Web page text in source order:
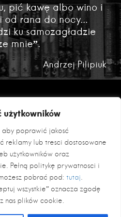
użytkowników
poprawić jakość
reklamy lub treści dostosowane
użytkowników oraz
Pełną politykę prywatności i
pobrać pod: tutaj.
wszystkie” oznacza zgodę
nas plików cookie.
pić kawę albo wino i
od rana do nocy...
ku samozagładzie
mnie”.
Andrzej Pilipiuk
prywatności
RODO